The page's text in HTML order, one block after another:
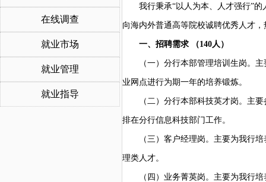
在线调查
就业市场
就业管理
就业指导
我行秉承“以人为本、人才强行”
向海内外普通高等院校诚聘优秀人才
一、招聘需求 （140人）
（一）分行本部管理培训生岗。
业网点进行为期一年的培养锻炼。
（二）分行本部科技英才岗。主
排在分行信息科技部门工作。
（三）客户经理岗。主要为我行
理类人才。
（四）业务菁英岗。主要为我行